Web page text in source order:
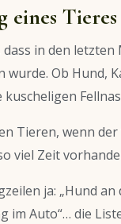
eines Tieres
in den
wurde. Ob Hund,
Tieren, wenn
viel Zeit
ja: „Hund
im Auto“… die